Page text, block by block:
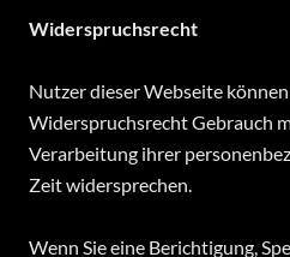
Widerspruchsrecht
Nutzer dieser Webseite
Widerspruchsrecht Gebrauch
Verarbeitung ihrer
Zeit widersprechen.
Wenn Sie eine Berichtigung,